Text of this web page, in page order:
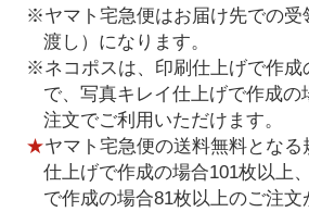
※ヤマト宅急便はお届け先での受
渡し）になります。
※ネコポスは、印刷仕上げで作成
で、写真キレイ仕上げで作成の
注文でご利用いただけます。
★ヤマト宅急便の送料無料となる
仕上げで作成の場合101枚以上
で作成の場合81枚以上のご注文